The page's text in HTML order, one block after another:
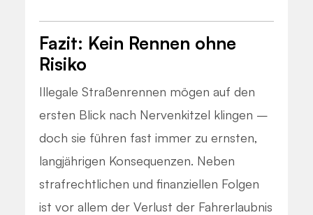
Fazit: Kein Rennen ohne
Risiko
Illegale Straßenrennen mögen auf den
ersten Blick nach Nervenkitzel klingen –
doch sie führen fast immer zu ernsten,
langjährigen Konsequenzen. Neben
strafrechtlichen und finanziellen Folgen
ist vor allem der Verlust der Fahrerlaubnis